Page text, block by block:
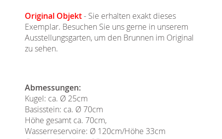
Original Objekt- Sie erhalten exakt dieses
Exemplar. Besuchen Sie uns gerne in unserem
Ausstellungsgarten, um den Brunnen im Original
zu sehen.
Abmessungen:
Kugel: ca. Ø 25cm
Basisstein: ca. Ø 70cm
Höhe gesamt ca. 70cm,
Wasserreservoire: Ø 120cm/Höhe 33cm